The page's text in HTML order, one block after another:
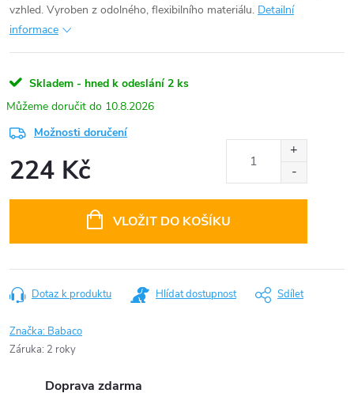
vzhled. Vyroben z odolného, flexibilního materiálu. Detailní
informace
Skladem - hned k odeslání 2 ks
10.8.2026
Možnosti doručení
224 Kč
VLOŽIT DO KOŠÍKU
Dotaz k produktu Hlídat dostupnost Sdílet
Značka: Babaco
Záruka: 2 roky
Doprava zdarma